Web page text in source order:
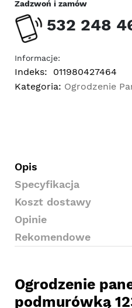
Zadzwoń i zamów
532 248
Informacje:
Indeks:
011980427464
Kategoria: Ogrodzenie
Opis
Specyfikacja
Koszt dostawy
Opinie
Rekomendowe
Ogrodzenie
podmurówką